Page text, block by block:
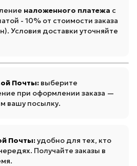
наложенного платежа с
- 10% от стоимости заказа
Условия доставки уточняйте
Почты: выберите
при оформлении заказа —
вашу посылку.
Почты:удобно для тех, кто
Получайте заказы в